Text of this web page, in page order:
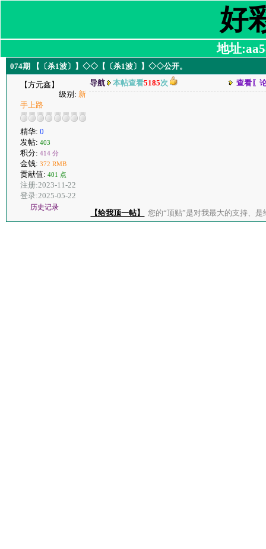
好
地址
074期 【〔杀1波〕】◇◇【〔杀1波〕】◇◇公开。
【方元鑫】
级别: 新
手上路
精华: 0
发帖: 403
积分: 414 分
金钱: 372 RMB
贡献值: 401 点
注册:2023-11-22
登录:2025-05-22
历史记录
导航 本帖查看5185次 查看〖
【给我顶一帖】 您的“顶贴”是对我最大的支持、